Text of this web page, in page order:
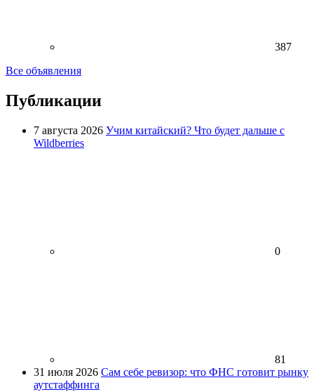
387
Все объявления
Публикации
7 августа 2026 Учим китайский? Что будет дальше с
Wildberries
0
81
31 июля 2026 Сам себе ревизор: что ФНС готовит рынку
аутстаффинга